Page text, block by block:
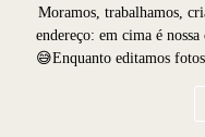
Moramos, trabalhamos,
endereço: em cima é
😅Enquanto editamos